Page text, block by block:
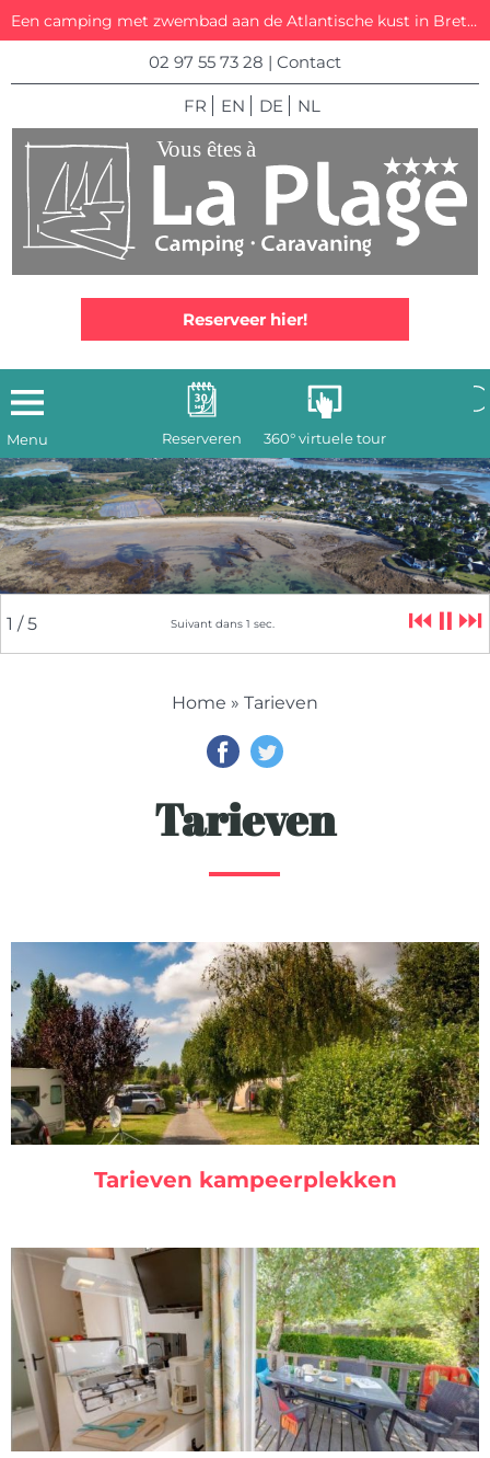
Een camping met zwembad aan de Atlantische kust in Bretagne
02 97 55 73 28 | Contact
FR EN DE NL
Reserveren 360° virtuele tour
Reserveer hier!
2 / 5 Suivant dans5 sec. ⏮ ⏸ ⏭
Menu
Home » Tarieven
Tarieven
Tarieven kampeerplekken